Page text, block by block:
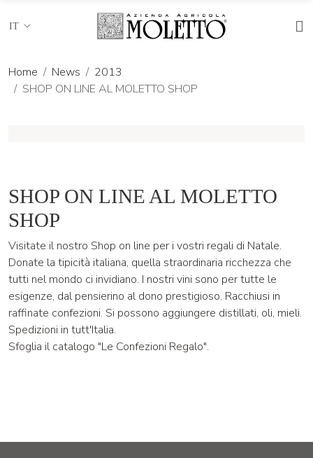
IT
Home News
2013
SHOP ON LINE AL MOLETTO SHOP
SHOP ON LINE AL MOLETTO
SHOP
Visitate il nostro Shop on line per i vostri regali di Natale.
Donate la tipicità italiana, quella straordinaria ricchezza che
tutti nel mondo ci invidiano. I nostri vini sono per tutte le
esigenze, dal pensierino al dono prestigioso. Racchiusi in
raffinate confezioni. Si possono aggiungere distillati, oli, mieli.
Spedizioni in tutt'Italia.
Sfoglia il catalogo "Le Confezioni Regalo".